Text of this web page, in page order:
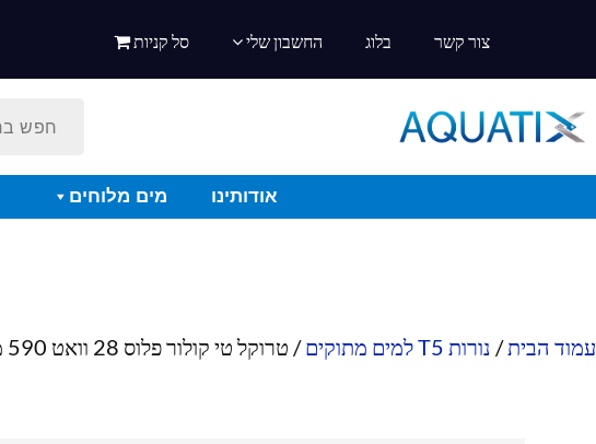
צור קשר בלוג החשבון שלי סל קניות
אודותינו מים מלוחים
עמוד הבית/ נורות T5 למים מתוקים / טרוקל טי קולור פלוס 28 וואט 590 מ"מ